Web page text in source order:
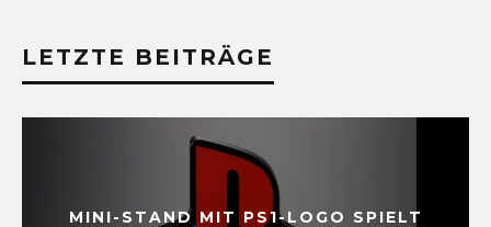
LETZTE BEITRÄGE
MINI-STAND MIT PS1-LOGO SPIELT